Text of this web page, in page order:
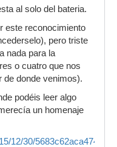
al solo del bateria.
este reconocimiento
pero triste
nada para la
o cuatro que nos
de donde venimos).
podéis leer algo
un homenaje
12/30/